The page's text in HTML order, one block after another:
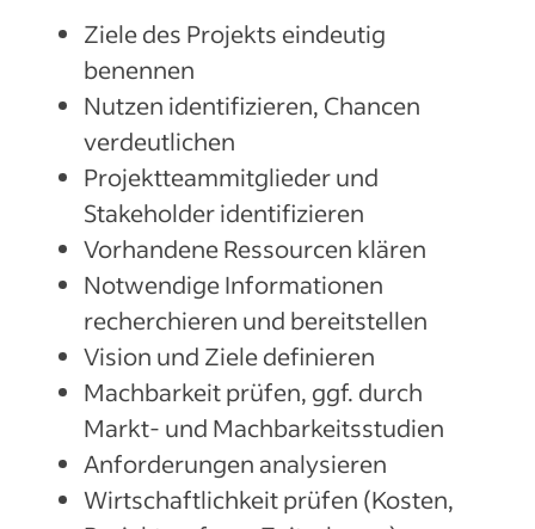
Ziele des Projekts eindeutig
benennen
Nutzen identifizieren, Chancen
verdeutlichen
Projektteammitglieder und
Stakeholder identifizieren
Vorhandene Ressourcen klären
Notwendige Informationen
recherchieren und bereitstellen
Vision und Ziele definieren
Machbarkeit prüfen, ggf. durch
Markt- und Machbarkeitsstudien
Anforderungen analysieren
Wirtschaftlichkeit prüfen (Kosten,